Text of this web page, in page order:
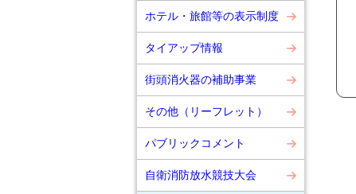
ホテル・旅館等の表示制度
タイアップ情報
街頭消火器の補助事業
その他（リーフレット）
パブリックコメント
自衛消防放水競技大会